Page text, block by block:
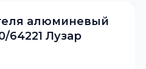
алюминевый
64221 Лузар